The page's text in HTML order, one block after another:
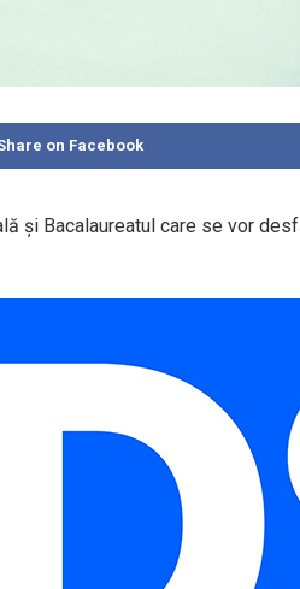
on Facebook
şi Bacalaureatul care se vor